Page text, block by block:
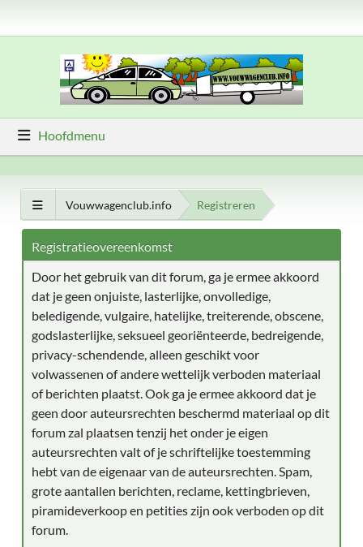
Hoofdmenu
Vouwwagenclub.info Registreren
Registratieovereenkomst
Door het gebruik van dit forum, ga je ermee akkoord
dat je geen onjuiste, lasterlijke, onvolledige,
beledigende, vulgaire, hatelijke, treiterende, obscene,
godslasterlijke, seksueel georiënteerde, bedreigende,
privacy-schendende, alleen geschikt voor
volwassenen of andere wettelijk verboden materiaal
of berichten plaatst. Ook ga je ermee akkoord dat je
geen door auteursrechten beschermd materiaal op dit
forum zal plaatsen tenzij het onder je eigen
auteursrechten valt of je schriftelijke toestemming
hebt van de eigenaar van de auteursrechten. Spam,
grote aantallen berichten, reclame, kettingbrieven,
piramideverkoop en petities zijn ook verboden op dit
forum.